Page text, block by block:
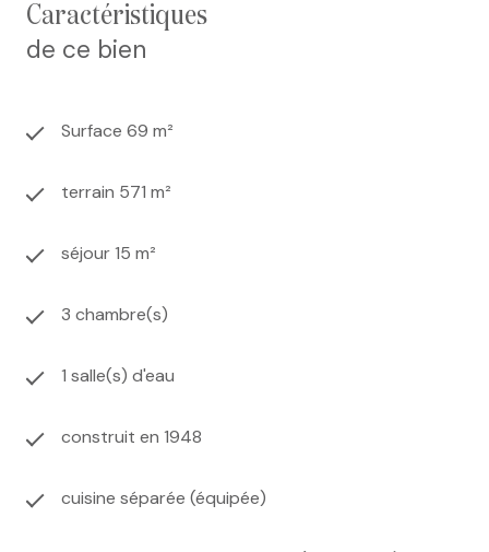
caractéristiques
de ce bien
Surface 69 m²
terrain 571 m²
séjour 15 m²
3 chambre(s)
1 salle(s) d'eau
construit en 1948
cuisine séparée (équipée)